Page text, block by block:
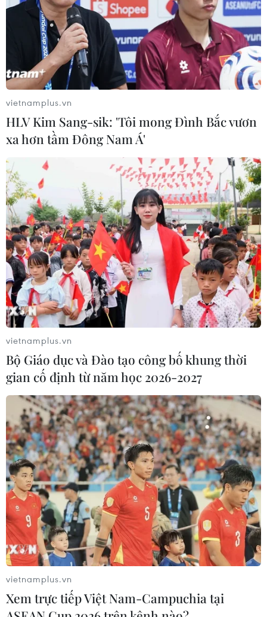
vietnamplus.vn
HLV Kim Sang-sik: 'Tôi mong Đình Bắc vươn
xa hơn tầm Đông Nam Á'
vietnamplus.vn
Bộ Giáo dục và Đào tạo công bố khung thời
gian cố định từ năm học 2026-2027
vietnamplus.vn
Xem trực tiếp Việt Nam-Campuchia tại